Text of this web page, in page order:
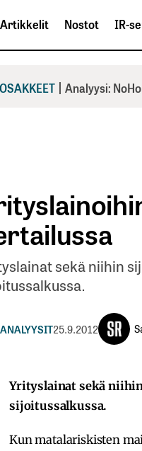
Artikkelit Nostot IR-
| Analyysi:
sekä niihin
25.9.2012
Yrityslainat sekä
sijoitussalkussa.
Kun matalariskisten